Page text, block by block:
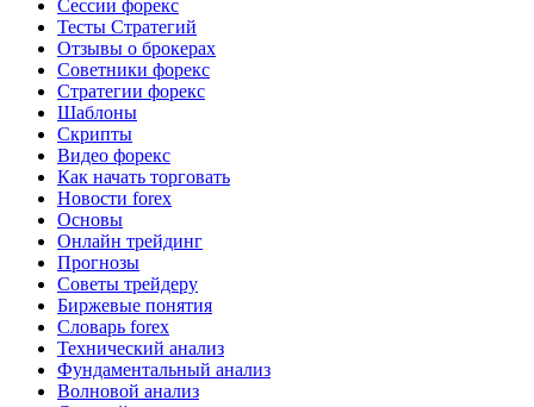
Сессии форекс
Тесты Стратегий
Отзывы о брокерах
Советники форекс
Стратегии форекс
Шаблоны
Скрипты
Видео форекс
Как начать торговать
Новости forex
Основы
Онлайн трейдинг
Прогнозы
Советы трейдеру
Биржевые понятия
Словарь forex
Технический анализ
Фундаментальный анализ
Волновой анализ